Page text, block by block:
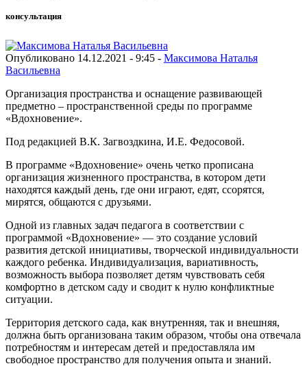
консультация
Опубликовано 14.12.2021 - 9:45 - Максимова Наталья
Васильевна
Организация пространства и оснащение развивающей
предметно – пространственной среды по программе
«Вдохновение».
Под редакцией В.К. Загвоздкина, И.Е. Федосовой.
В программе «Вдохновение» очень четко прописана
организация жизненного пространства, в котором дети
находятся каждый день, где они играют, едят, ссорятся,
мирятся, общаются с друзьями.
Одной из главных задач педагога в соответствии с
программой «Вдохновение» — это создание условий
развития детской инициативы, творческой индивидуальности
каждого ребенка. Индивидуализация, вариативность,
возможность выбора позволяет детям чувствовать себя
комфортно в детском саду и сводит к нулю конфликтные
ситуации.
Территория детского сада, как внутренняя, так и внешняя,
должна быть организована таким образом, чтобы она отвечала
потребностям и интересам детей и предоставляла им
свободное пространство для получения опыта и знаний.